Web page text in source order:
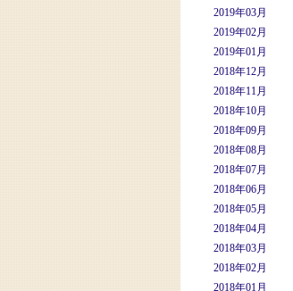
2019年03月
2019年02月
2019年01月
2018年12月
2018年11月
2018年10月
2018年09月
2018年08月
2018年07月
2018年06月
2018年05月
2018年04月
2018年03月
2018年02月
2018年01月